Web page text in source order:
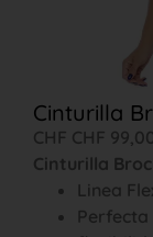
Cinturilla
CHF CHF
Cinturilla
Linea